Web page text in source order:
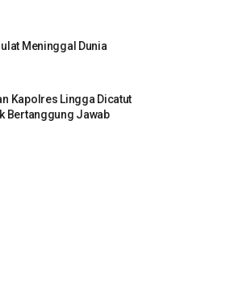
Meninggal Dunia
Kapolres Lingga Dicatut
Bertanggung Jawab